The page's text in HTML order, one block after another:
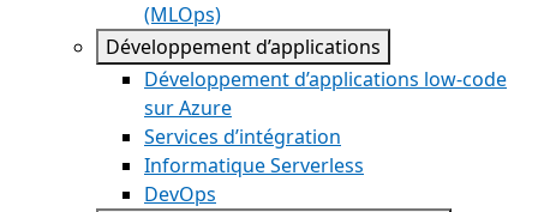
(MLOps)
Développement d’applications
Développement d’applications low-code
sur Azure
Services d’intégration
Informatique Serverless
DevOps